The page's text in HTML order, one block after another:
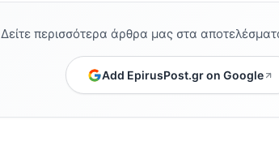
Δείτε περισσότερα άρθρα μας στα
Add EpirusPost.gr on Google